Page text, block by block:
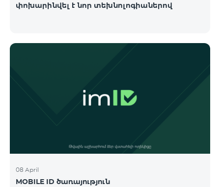
փոխարինվել է նոր տեխնոլոգիաներով
08 April
MOBILE ID ծառայություն